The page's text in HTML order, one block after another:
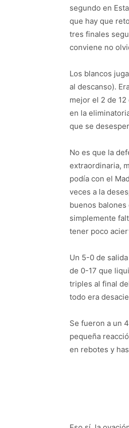
segundo en
que hay que
tres finales
conviene no
Los blancos
al descanso).
mejor el 2 de
en la
que se
No es que la
extraordinaria,
podía con el
veces a la
buenos balones
simplemente
tener poco
Un 5-0 de
de 0-17 que
triples al final
todo era
Se fueron a un
pequeña
en rebotes y